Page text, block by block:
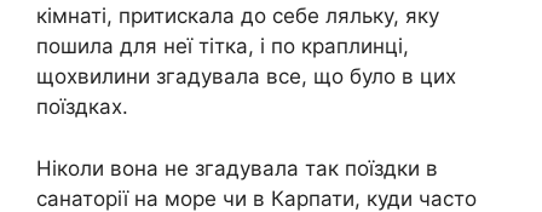
кімнаті, притискала до себе ляльку, яку
пошила для неї тітка, і по краплинці,
щохвилини згадувала все, що було в цих
поїздках.
Ніколи вона не згадувала так поїздки в
санаторії на море чи в Карпати, куди часто